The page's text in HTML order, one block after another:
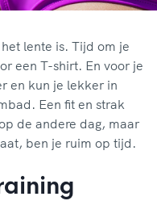
lente is. Tijd om je
een T-shirt. En voor je
en kun je lekker in
Een fit en strak
de andere dag, maar
ben je ruim op tijd.